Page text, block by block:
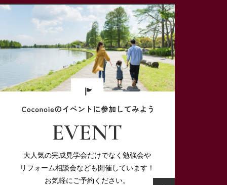
大人気の完成見学会だけでなく勉強会や
リフォーム相談会なども開催しています！
お気軽にご予約ください。